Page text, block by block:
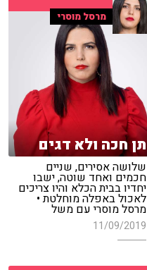
מרסל מוסרי
תן חכה ולא דגים
שלושה אסירים, שניים
חכמים ואחד שוטה, ישבו
יחדיו בבית הכלא והיו צריכים
לאכול באפלה מוחלטת •
מרסל מוסרי עם משל
11/09/2019